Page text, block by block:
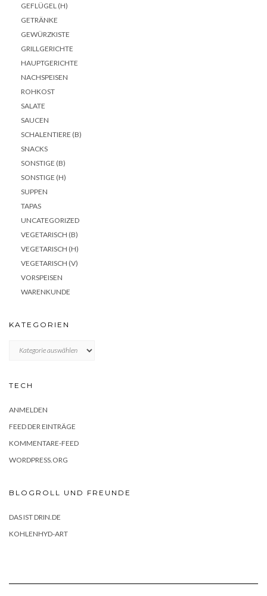
GEFLÜGEL (H)
GETRÄNKE
GEWÜRZKISTE
GRILLGERICHTE
HAUPTGERICHTE
NACHSPEISEN
ROHKOST
SALATE
SAUCEN
SCHALENTIERE (B)
SNACKS
SONSTIGE (B)
SONSTIGE (H)
SUPPEN
TAPAS
UNCATEGORIZED
VEGETARISCH (B)
VEGETARISCH (H)
VEGETARISCH (V)
VORSPEISEN
WARENKUNDE
KATEGORIEN
TECH
ANMELDEN
FEED DER EINTRÄGE
KOMMENTARE-FEED
WORDPRESS.ORG
BLOGROLL UND FREUNDE
DAS IST DRIN.DE
KOHLENHYD-ART